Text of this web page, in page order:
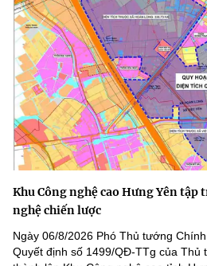
Khu Công nghệ cao Hưng Yên
nghệ chiến lược
Ngày 06/8/2026 Phó Thủ tướng
Quyết định số 1499/QĐ-TTg của Thủ